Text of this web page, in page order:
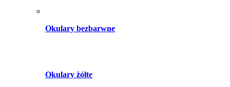
Okulary bezbarwne
Okulary żółte